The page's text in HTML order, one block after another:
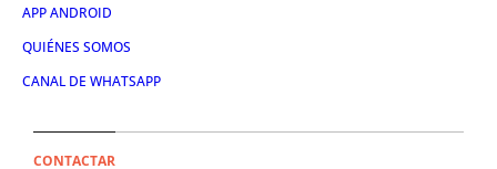
APP ANDROID
QUIÉNES SOMOS
CANAL DE WHATSAPP
CONTACTAR